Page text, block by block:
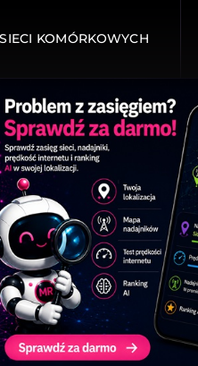
KOMÓRKOWYCH